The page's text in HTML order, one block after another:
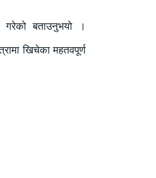
गरेको बताउनुभयो ।
खिचेका महतवपूर्ण